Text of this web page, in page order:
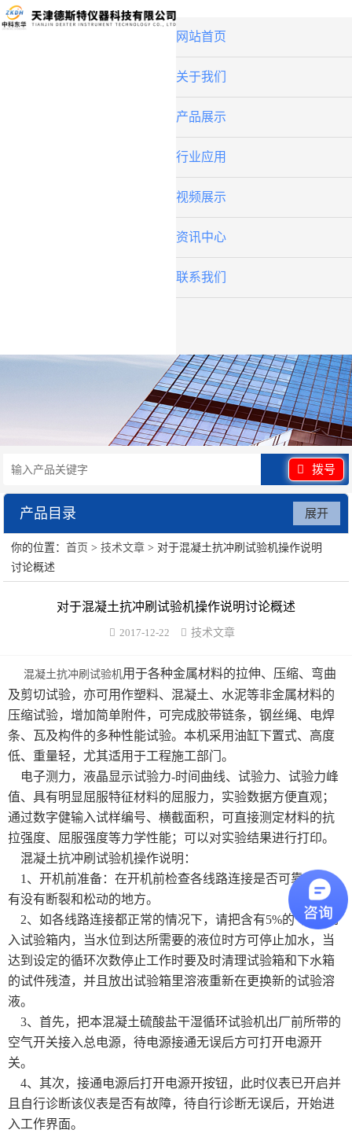
网站首页
关于我们
产品展示
行业应用
视频展示
资讯中心
联系我们
拨号
产品目录
水泥砂浆类试验仪器
防水卷材类试验仪器
陶瓷砖系列
土工类试验仪器
建筑节能类试验仪器
塑料管材检测试验机
展开
你的位置：首页 >技术文章 > 对于混凝土抗冲刷试验机操作说明
讨论概述
对于混凝土抗冲刷试验机操作说明讨论概述
2017-12-22 技术文章
混凝土抗冲刷试验机用于各种金属材料的拉伸、压缩、弯曲
及剪切试验，亦可用作塑料、混凝土、水泥等非金属材料的
压缩试验，增加简单附件，可完成胶带链条，钢丝绳、电焊
条、瓦及构件的多种性能试验。本机采用油缸下置式、高度
低、重量轻，尤其适用于工程施工部门。
电子测力，液晶显示试验力-时间曲线、试验力、试验力峰
值、具有明显屈服特征材料的屈服力，实验数据方便直观；
通过数字健输入试样编号、横截面积，可直接测定材料的抗
拉强度、屈服强度等力学性能；可以对实验结果进行打印。
混凝土抗冲刷试验机操作说明：
1、开机前准备：在开机前检查各线路连接是否可靠安全，
有没有断裂和松动的地方。
2、如各线路连接都正常的情况下，请把含有5%的*溶液倒
入试验箱内，当水位到达所需要的液位时方可停止加水，当
达到设定的循环次数停止工作时要及时清理试验箱和下水箱
的试件残渣，并且放出试验箱里溶液重新在更换新的试验溶
液。
3、首先，把本混凝土硫酸盐干湿循环试验机出厂前所带的
空气开关接入总电源，待电源接通无误后方可打开电源开
关。
4、其次，接通电源后打开电源开按钮，此时仪表已开启并
且自行诊断该仪表是否有故障，待自行诊断无误后，开始进
入工作界面。